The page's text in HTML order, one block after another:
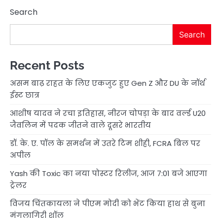
Search
Search
Recent Posts
असम बाढ़ राहत के लिए एकजुट हुए Gen Z और DU के नॉर्थ
ईस्ट छात्र
आशीष यादव ने रचा इतिहास, नीरज चोपड़ा के बाद वर्ल्ड U20
जैवलिन में पदक जीतने वाले दूसरे भारतीय
डॉ. के. ए. पॉल के समर्थन में उतरे टिम शीही, FCRA बिल पर
अपील
Yash की Toxic का नया पोस्टर रिलीज, आज 7:01 बजे आएगा
ट्रेलर
विजय चिंतकायला ने पीएम मोदी को भेंट किया हाथ से बुना
मंगलागिरी शॉल